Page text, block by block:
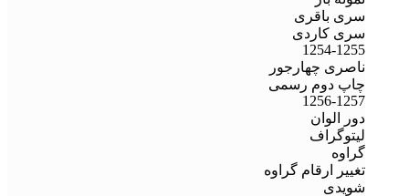
سری باقری
سری کاردی
1254-1255
ناصری چهارجور
چاپ دوم رسمی
1256-1257
دور الوان
لیتوگراف
گراوه
تغییر ارقام گراوه
شویدی